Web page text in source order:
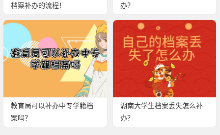
档案补办的流程！
办？
教育局可以补办中专学籍档
案吗？
湖南大学生档案丢失怎么补
办？